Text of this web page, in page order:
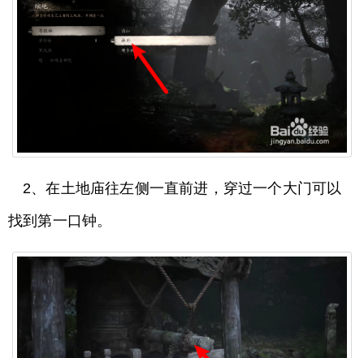
2、在土地庙往左侧一直前进，穿过一个大门可以
找到第一口钟。